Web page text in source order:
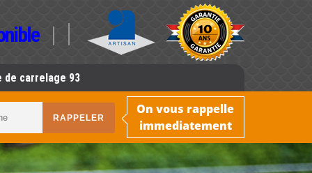
de carrelage 93
On vous rappelle
immediatement